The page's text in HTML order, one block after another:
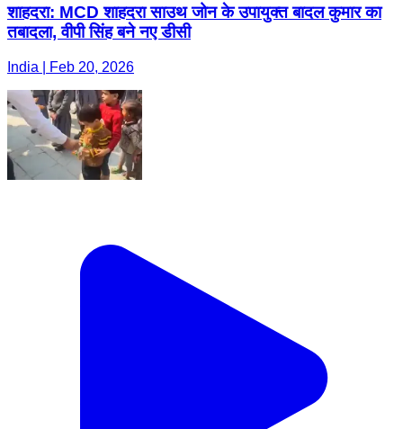
शाहदरा: MCD शाहदरा साउथ जोन के उपायुक्त बादल कुमार का
तबादला, वीपी सिंह बने नए डीसी
India | Feb 20, 2026